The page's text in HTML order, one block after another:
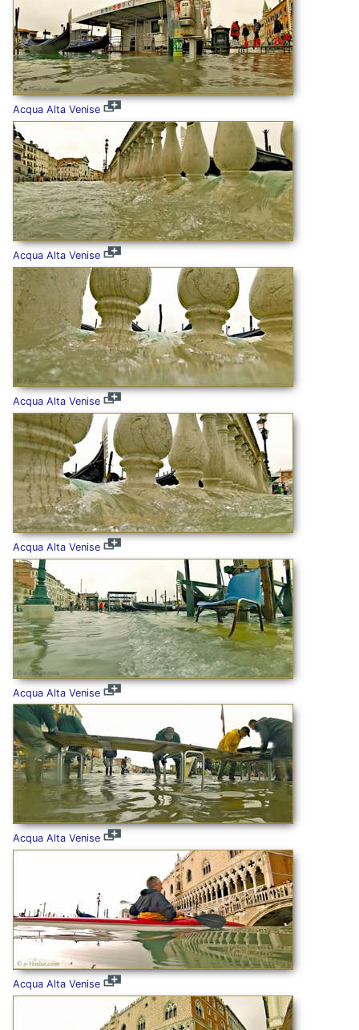
Acqua Alta Venise
Acqua Alta Venise
Acqua Alta Venise
Acqua Alta Venise
Acqua Alta Venise
Acqua Alta Venise
Acqua Alta Venise